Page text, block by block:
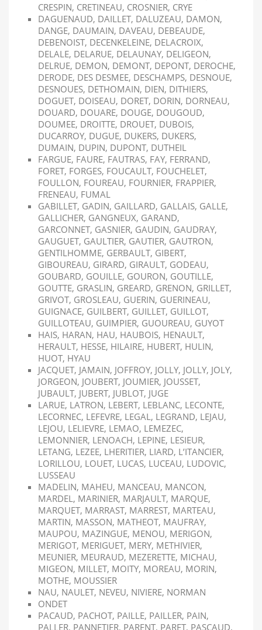
CRESPIN, CRETINEAU, CROSNIER, CRYE
DAGUENAUD, DAILLET, DALUZEAU, DAMON,
DANGE, DAUMAIN, DAVEAU, DEBEAUDE,
DEBENOIST, DECENKELEINE, DELACROIX,
DELALE, DELARUE, DELAUNAY, DELIGEON,
DELRUE, DEMON, DEMONT, DEPONT, DEROCHE,
DERODE, DES DESMEE, DESCHAMPS, DESNOUE,
DESNOUES, DETHOMAIN, DIEN, DITHIERS,
DOGUET, DOISEAU, DORET, DORIN, DORNEAU,
DOUARD, DOUARE, DOUGE, DOUGOUD,
DOUMEE, DROITTE, DROUET, DUBOIS,
DUCARROY, DUGUE, DUKERS, DUKERS,
DUMAIN, DUPIN, DUPONT, DUTHEIL
FARGUE, FAURE, FAUTRAS, FAY, FERRAND,
FORET, FORGES, FOUCAULT, FOUCHELET,
FOULLON, FOUREAU, FOURNIER, FRAPPIER,
FRENEAU, FUMAL
GABILLET, GADIN, GAILLARD, GALLAIS, GALLE,
GALLICHER, GANGNEUX, GARAND,
GARCONNET, GASNIER, GAUDIN, GAUDRAY,
GAUGUET, GAULTIER, GAUTIER, GAUTRON,
GENTILHOMME, GERBAULT, GIBERT,
GIBOUREAU, GIRARD, GIRAULT, GODEAU,
GOUBARD, GOUILLE, GOURON, GOUTILLE,
GOUTTE, GRASLIN, GREARD, GRENON, GRILLET,
GRIVOT, GROSLEAU, GUERIN, GUERINEAU,
GUIGNACE, GUILBERT, GUILLET, GUILLOT,
GUILLOTEAU, GUIMPIER, GUOUREAU, GUYOT
HAIS, HARAN, HAU, HAUBOIS, HENAULT,
HERAULT, HESSE, HILAIRE, HUBERT, HULIN,
HUOT, HYAU
JACQUET, JAMAIN, JOFFROY, JOLLY, JOLLY, JOLY,
JORGEON, JOUBERT, JOUMIER, JOUSSET,
JUBAULT, JUBERT, JUBLOT, JUGE
LARUE, LATRON, LEBERT, LEBLANC, LECONTE,
LECORNEC, LEFEVRE, LEGAL, LEGRAND, LEJAU,
LEJOU, LELIEVRE, LEMAO, LEMEZEC,
LEMONNIER, LENOACH, LEPINE, LESIEUR,
LETANG, LEZEE, LHERITIER, LIARD, L’ITANCIER,
LORILLOU, LOUET, LUCAS, LUCEAU, LUDOVIC,
LUSSEAU
MADELIN, MAHEU, MANCEAU, MANCON,
MARDEL, MARINIER, MARJAULT, MARQUE,
MARQUET, MARRAST, MARREST, MARTEAU,
MARTIN, MASSON, MATHEOT, MAUFRAY,
MAUPOU, MAZINGUE, MENOU, MERIGON,
MERIGOT, MERIGUET, MERY, METHIVIER,
MEUNIER, MEURAUD, MEZERETTE, MICHAU,
MIGEON, MILLET, MOITY, MOREAU, MORIN,
MOTHE, MOUSSIER
NAU, NAULET, NEVEU, NIVIERE, NORMAN
ONDET
PACAUD, PACHOT, PAILLE, PAILLER, PAIN,
PALLER, PANNETIER, PARENT, PARET, PASCAUD,